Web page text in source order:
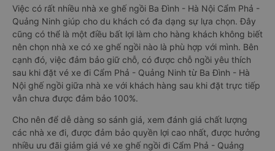
Việc có rất nhiều nhà xe ghế ngồi Ba Đình - Hà Nội Cẩm Phả -
Quảng Ninh giúp cho du khách có đa dạng sự lựa chọn. Đây
cũng có thể là một điều bất lợi làm cho hàng khách không biết
nên chọn nhà xe có xe ghế ngồi nào là phù hợp với mình. Bên
cạnh đó, việc đảm bảo giữ chỗ, có được chỗ ngồi yêu thích
sau khi đặt vé xe đi Cẩm Phả - Quảng Ninh từ Ba Đình - Hà
Nội ghế ngồi giữa nhà xe với khách hàng sau khi đặt trực tiếp
vẫn chưa được đảm bảo 100%.
Cho nên để dễ dàng so sánh giá, xem đánh giá chất lượng
các nhà xe đi, được đảm bảo quyền lợi cao nhất, được hưởng
nhiều ưu đãi giảm giá vé xe ghế ngồi đi Cẩm Phả - Quảng